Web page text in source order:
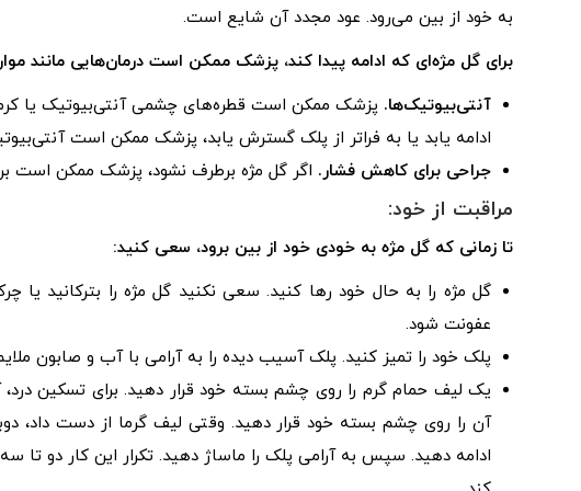
به خود از بین می‌رود. عود مجدد آن شایع است.
برای گل مژه‌ای که ادامه پیدا کند، پزشک ممکن است درمان‌هایی مانند
آنتی‌بیوتیک‌ها. پزشک ممکن است قطره‌های چشمی آنتی‌بیوتیک یا
ادامه یابد یا به فراتر از پلک گسترش یابد، پزشک ممکن است
جراحی برای کاهش فشار. اگر گل مژه برطرف نشود، پزشک ممکن است
مراقبت از خود:
تا زمانی که گل مژه به خودی خود از بین برود، سعی کنید:
گل مژه را به حال خود رها کنید. سعی نکنید گل مژه را بترکانید
عفونت شود.
پلک خود را تمیز کنید. پلک آسیب دیده را به آرامی با آب و صابون
یک لیف حمام گرم را روی چشم بسته خود قرار دهید. برای تسکین درد،
ادامه دهید. سپس به آرامی پلک را ماساژ دهید. تکرار این کار دو